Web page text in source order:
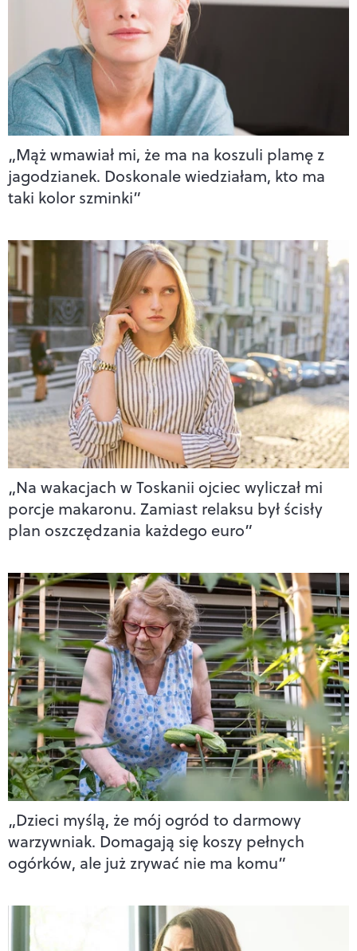
„Mąż wmawiał mi, że ma na koszuli plamę z
jagodzianek. Doskonale wiedziałam, kto ma
taki kolor szminki”
„Na wakacjach w Toskanii ojciec wyliczał mi
porcje makaronu. Zamiast relaksu był ścisły
plan oszczędzania każdego euro”
„Dzieci myślą, że mój ogród to darmowy
warzywniak. Domagają się koszy pełnych
ogórków, ale już zrywać nie ma komu”